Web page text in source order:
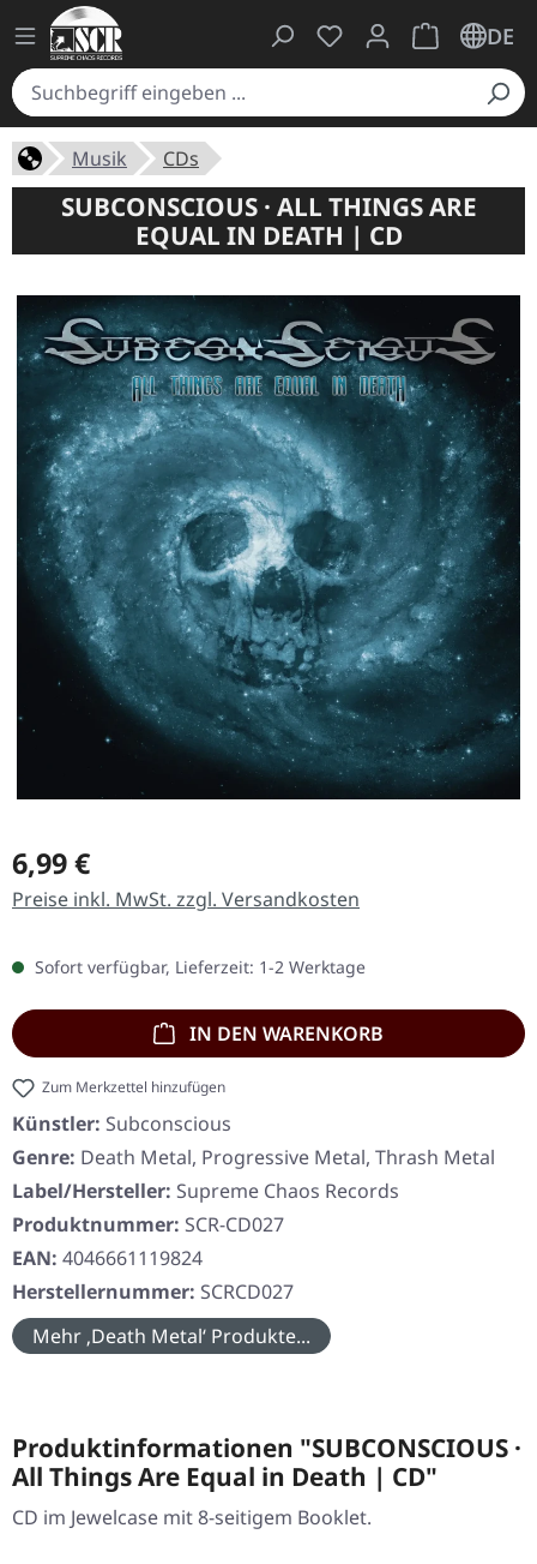
Du hast 0 Produkte
Warenkorb
DE
Musik CDs
SUBCONSCIOUS · ALL THINGS ARE
EQUAL IN DEATH | CD
Regulärer Preis:
6,99 €
Preise inkl. MwSt. zzgl. Versandkosten
Sofort verfügbar, Lieferzeit: 1-2 Werktage
IN DEN WARENKORB
Zum Merkzettel hinzufügen
Künstler: Subconscious
Genre: Death Metal, Progressive Metal, Thrash Metal
Label/Hersteller: Supreme Chaos Records
Produktnummer: SCR-CD027
EAN: 4046661119824
Herstellernummer: SCRCD027
Mehr ‚Death Metal‘ Produkte...
Produktinformationen "SUBCONSCIOUS ·
All Things Are Equal in Death | CD"
CD im Jewelcase mit 8-seitigem Booklet.